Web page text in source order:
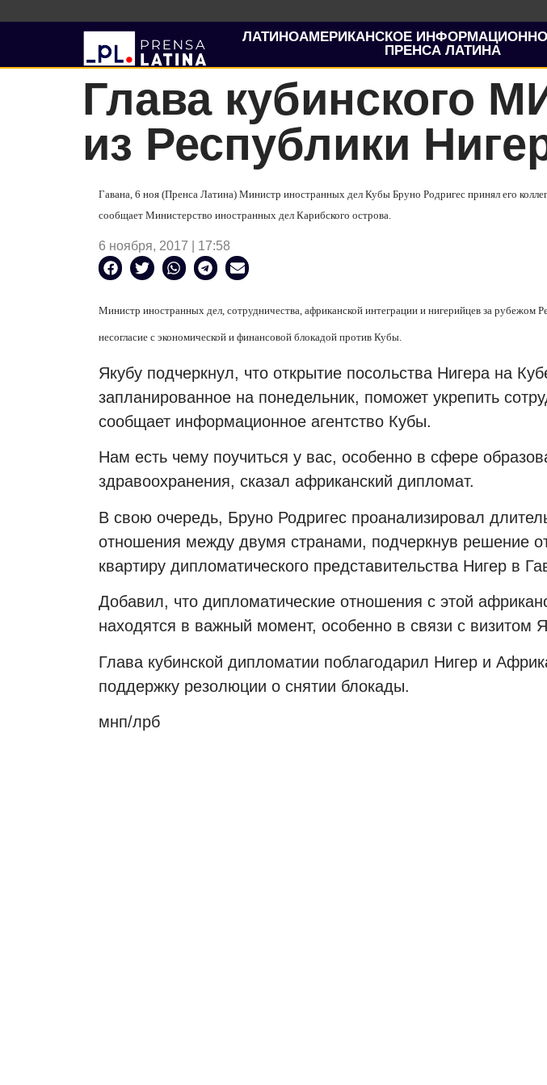
ЛАТИНОАМЕРИКАНСКОЕ
ПРЕНСА ЛАТИНА
Глава кубинского
из Республики
Гавана, 6 ноя (Пренса Латина) Министр иностранных дел Кубы Бруно Родригес принял его
сообщает Министерство иностранных дел Карибского острова.
6 ноября, 2017 | 17:58
Министр иностранных дел, сотрудничества, африканской интеграции и нигерийцев за рубежом
несогласие с экономической и финансовой блокадой против Кубы.
Якубу подчеркнул, что открытие посольства Нигера на
запланированное на понедельник, поможет укрепить
сообщает информационное агентство Кубы.
Нам есть чему поучиться у вас, особенно в сфере
здравоохранения, сказал африканский дипломат.
В свою очередь, Бруно Родригес проанализировал
отношения между двумя странами, подчеркнув решение
квартиру дипломатического представительства Нигер в
Добавил, что дипломатические отношения с этой
находятся в важный момент, особенно в связи с визитом
Глава кубинской дипломатии поблагодарил Нигер и
поддержку резолюции о снятии блокады.
мнп/лрб